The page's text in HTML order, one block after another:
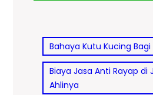
Bahaya Kutu Kucing
Biaya Jasa Anti Rayap di
Ahlinya